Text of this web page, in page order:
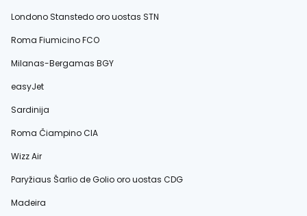
Londono Stanstedo oro uostas STN
Roma Fiumicino FCO
Milanas-Bergamas BGY
easyJet
Sardinija
Roma Čiampino CIA
Wizz Air
Paryžiaus Šarlio de Golio oro uostas CDG
Madeira